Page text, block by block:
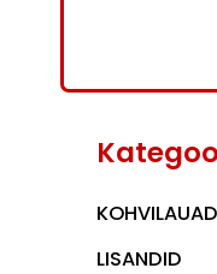
KOHVILAUAD
LISANDID